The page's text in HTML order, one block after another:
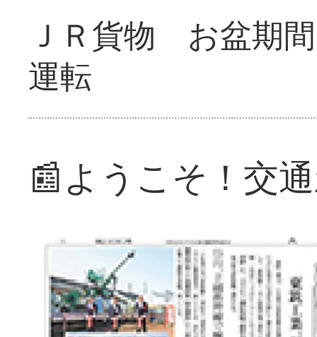
ＪＲ貨物 お盆期
運転
📰ようこそ！交